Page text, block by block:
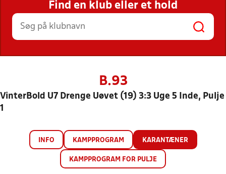
STILLINGER, RESULTATER, KLUBBER OG
HOLD
Find en klub eller et hold
B.93
VinterBold U7 Drenge Uøvet (19) 3:3 Uge 5 Inde, Pulje
1
INFO KAMPPROGRAM KARANTÆNER
KAMPPROGRAM FOR PULJE